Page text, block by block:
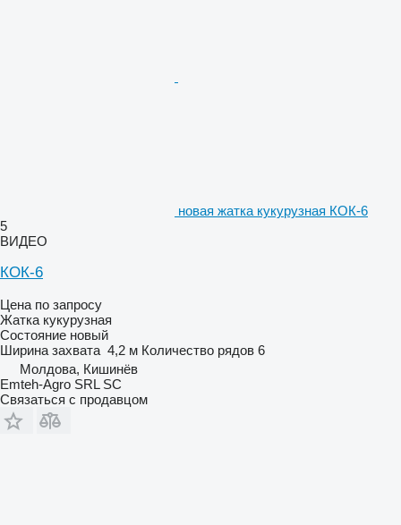
новая жатка кукурузная КОК-6
5
ВИДЕО
КОК-6
Цена по запросу
Жатка кукурузная
Состояние новый
Ширина захвата 4,2 м Количество рядов 6
Молдова, Кишинёв
Emteh-Agro SRL SC
Связаться с продавцом